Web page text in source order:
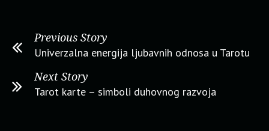
Previous Story
Univerzalna energija ljubavnih odnosa u Tarotu
Next Story
Tarot karte – simboli duhovnog razvoja